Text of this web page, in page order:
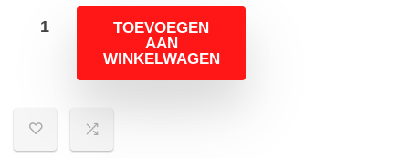
TOEVOEGEN
AAN
WINKELWAGEN